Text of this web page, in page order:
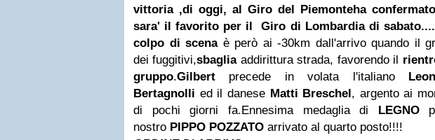
vittoria ,di oggi, al Giro del Piemonteha
sara' il favorito per il Giro di Lombardiadi
colpo di scenaè però ai -30km dall'arrivo quando il
dei fuggitivi,sbagliaaddirittura strada, favorendo il
gruppo.Gilbert precede in volata l'italiano
Bertagnolli ed il danese Matti Breschel, argento ai
di pochi giorni fa.Ennesima medaglia di LEGNO
nostro PIPPO POZZATO arrivato al quarto posto!!!!